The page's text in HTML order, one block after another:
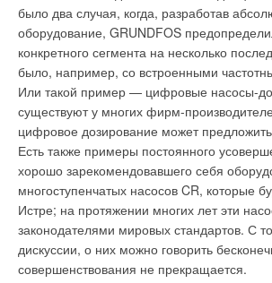
было два случая, когда, разработав
оборудование, GRUNDFOS
конкретного сегмента на несколько
было, например, со встроенными
Или такой пример — цифровые насосы-
существуют у многих фирм-
цифровое дозирование может
Есть также примеры постоянного
хорошо зарекомендовавшего себя
многоступенчатых насосов CR, которые
Истре; на протяжении многих лет эти
законодателями мировых стандартов. С
дискуссии, о них можно говорить
совершенствования не прекращается.
латуни, и в то же время легче в 6 раз.
обладает еще рядом преимуществ по
фитингом из металла: его можно
не заменяя ни прокладок, ни гайки, и по
другими системами Pexal Easy не
сечение трубы в месте соединения, что
использовать трубу меньшего диаметра.
А это значит, что вместо труб диаметром
может быть использована труба 16 мм!
происходит быстро и просто, а
фиксации гайки на корпусе фитинга
безошибочное соединение фитинга с
представил посетителям выставки
горизонтальные жалюзи легко
доступ к внутренним частям
которые накапливаются на
сильно снижают эффективность работы.
внутренних деталей пылесосом, таким
сэкономить до 30% электроэнергии.
Кондиционер для кухни
В обычной квартире самым жарким
кухня. Чтобы облегчить жизнь людей,
времени на кухне, компания «Мицубиси
разработала специальный кухонный
внутренний блок изготовлен из